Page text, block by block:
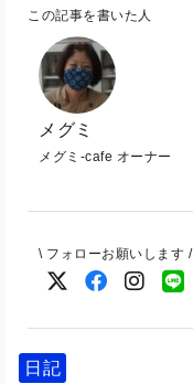
この記事を書いた人
メグミ
メグミ-cafe オーナー
\ フォローお願いします /
日記